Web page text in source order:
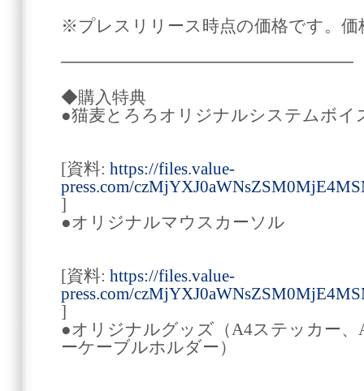
※プレスリリース時点の価格です。価
────────────────────────
◆購入特典
●猫麦とろろオリジナルシステムボイ
[資料: https://files.value-
press.com/
]
●オリジナルマウスカーソル
[資料: https://files.value-
press.com/
]
●オリジナルグッズ（A4ステッカー
ーケーブルホルダー）